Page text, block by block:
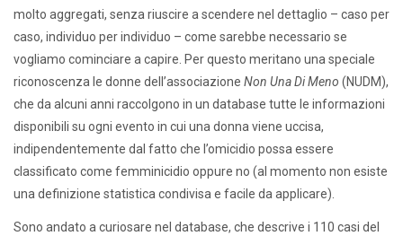
molto aggregati, senza riuscire a scendere nel dettaglio – caso per
caso, individuo per individuo – come sarebbe necessario se
vogliamo cominciare a capire. Per questo meritano una speciale
riconoscenza le donne dell’associazione Non Una Di Meno (NUDM),
che da alcuni anni raccolgono in un database tutte le informazioni
disponibili su ogni evento in cui una donna viene uccisa,
indipendentemente dal fatto che l’omicidio possa essere
classificato come femminicidio oppure no (al momento non esiste
una definizione statistica condivisa e facile da applicare).
Sono andato a curiosare nel database, che descrive i 110 casi del